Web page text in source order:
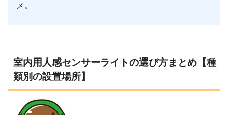
メ。
室内用人感センサーライトの選び方まとめ【種
類別の設置場所】